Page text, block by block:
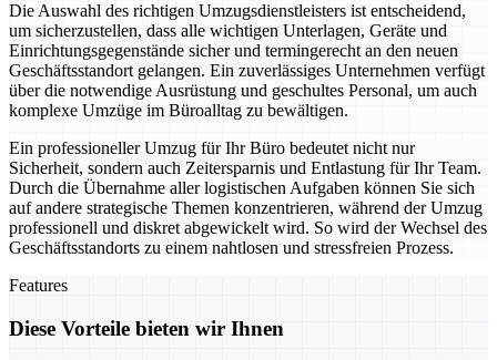
Die Auswahl des richtigen Umzugsdienstleisters ist entscheidend,
um sicherzustellen, dass alle wichtigen Unterlagen, Geräte und
Einrichtungsgegenstände sicher und termingerecht an den neuen
Geschäftsstandort gelangen. Ein zuverlässiges Unternehmen verfügt
über die notwendige Ausrüstung und geschultes Personal, um auch
komplexe Umzüge im Büroalltag zu bewältigen.
Ein professioneller Umzug für Ihr Büro bedeutet nicht nur
Sicherheit, sondern auch Zeitersparnis und Entlastung für Ihr Team.
Durch die Übernahme aller logistischen Aufgaben können Sie sich
auf andere strategische Themen konzentrieren, während der Umzug
professionell und diskret abgewickelt wird. So wird der Wechsel des
Geschäftsstandorts zu einem nahtlosen und stressfreien Prozess.
Features
Diese Vorteile bieten wir Ihnen